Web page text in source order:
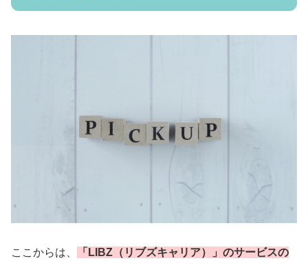
ここからは、
「LIBZ（リブズキャリア）」のサービスの